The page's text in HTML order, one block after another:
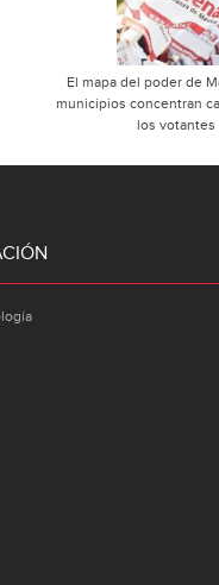
El mapa del poder de
municipios concentran
los votantes